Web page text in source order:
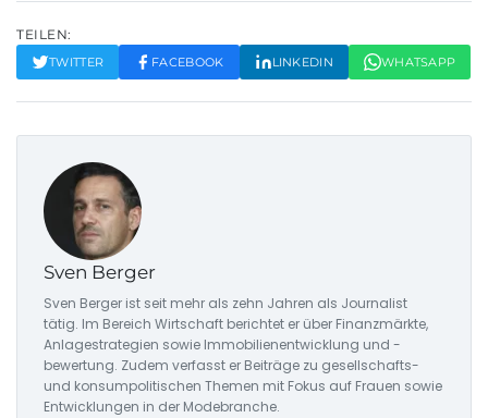
TEILEN:
TWITTER FACEBOOK LINKEDIN WHATSAPP
Sven Berger
Sven Berger ist seit mehr als zehn Jahren als Journalist
tätig. Im Bereich Wirtschaft berichtet er über Finanzmärkte,
Anlagestrategien sowie Immobilienentwicklung und -
bewertung. Zudem verfasst er Beiträge zu gesellschafts-
und konsumpolitischen Themen mit Fokus auf Frauen sowie
Entwicklungen in der Modebranche.